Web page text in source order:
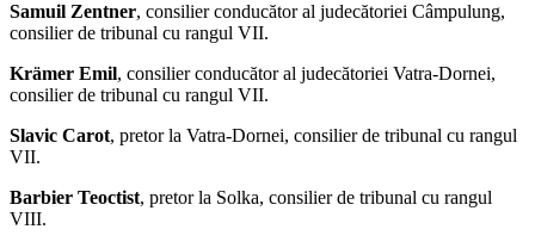
Samuil Zentner, consilier conducător al judecătoriei Câmpulung,
consilier de tribunal cu rangul VII.
Krämer Emil, consilier conducător al judecătoriei Vatra-Dornei,
consilier de tribunal cu rangul VII.
Slavic Carot, pretor la Vatra-Dornei, consilier de tribunal cu rangul
VII.
Barbier Teoctist, pretor la Solka, consilier de tribunal cu rangul
VIII.